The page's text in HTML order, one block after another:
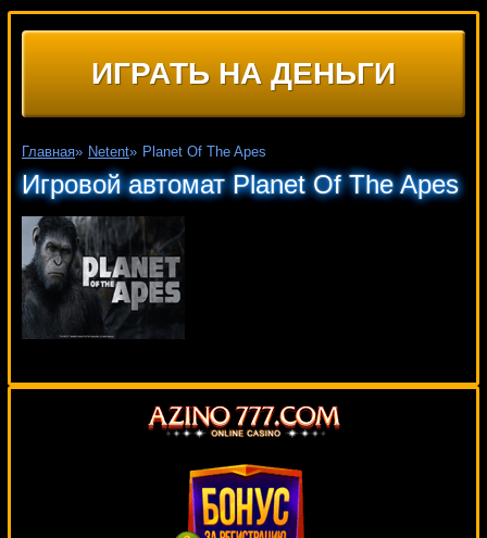
ИГРАТЬ НА ДЕНЬГИ
Главная» Netent» Planet Of The Apes
Игровой автомат Planet Of The Apes